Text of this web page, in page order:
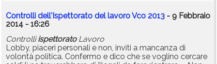
Controlli dell'Ispettorato del lavoro Vco 2013 - 9 Febbraio
2014 - 16:26
ControlliispettoratoLavoro
Lobby, piaceri personali e non, inviti a mancanza di
volontà politica. Confermo e dico che se voglino cercare